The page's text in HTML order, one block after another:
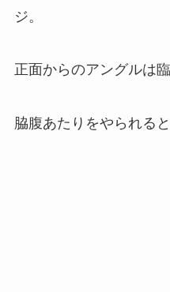
ジ。
正面からのアングルは
脇腹あたりをやられる